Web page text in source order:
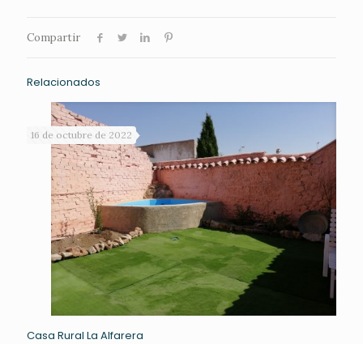
Compartir
Relacionados
16 de octubre de 2022
Casa Rural La Alfarera